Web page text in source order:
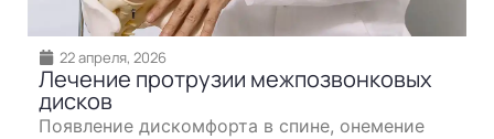
22 апреля, 2026
Лечение протрузии межпозвонковых
дисков
Появление дискомфорта в спине, онемение